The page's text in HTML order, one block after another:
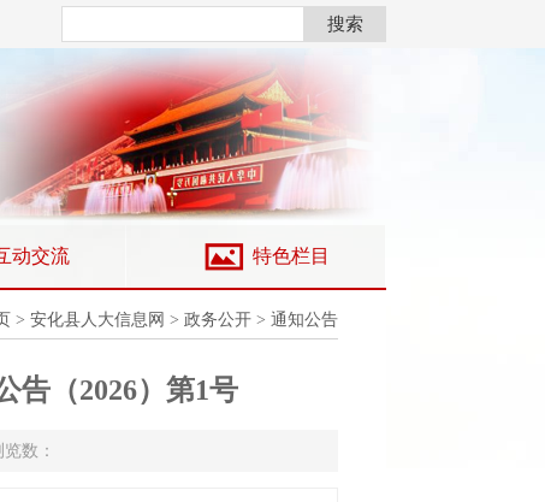
> 安化县人大信息网 > 政务公开 > 通知公告
告（2026）第1号
数：